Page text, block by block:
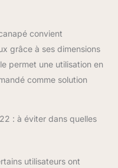
convient
grâce à ses dimensions
permet une utilisation en
comme solution
: à éviter dans quelles
utilisateurs ont